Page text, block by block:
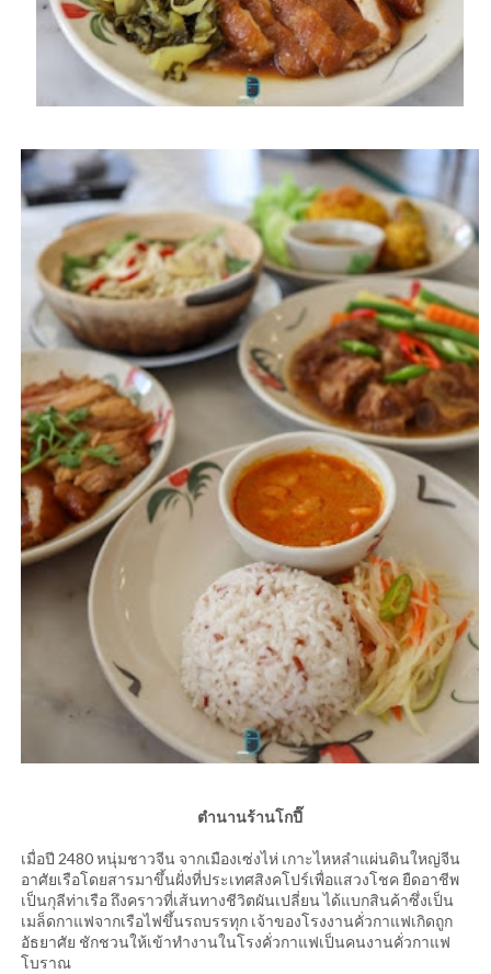
ตำนานร้านโกปี๊
เมื่อปี 2480 หนุ่มชาวจีน จากเมืองเซ่งไห่ เกาะไหหลำแผ่นดินใหญ่จีน
อาศัยเรือโดยสารมาขึ้นฝั่งที่ประเทศสิงคโปร์เพื่อแสวงโชค ยืดอาชีพ
เป็นกุลีท่าเรือ ถึงคราวที่เส้นทางชีวิตผันเปลี่ยน ได้แบกสินค้าซึ่งเป็น
เมล็ดกาแฟจากเรือไฟขึ้นรถบรรทุก เจ้าของโรงงานคั่วกาแฟเกิดถูก
อัธยาศัย ชักชวนให้เข้าทำงานในโรงคั่วกาแฟเป็นคนงานคั่วกาแฟ
โบราณ